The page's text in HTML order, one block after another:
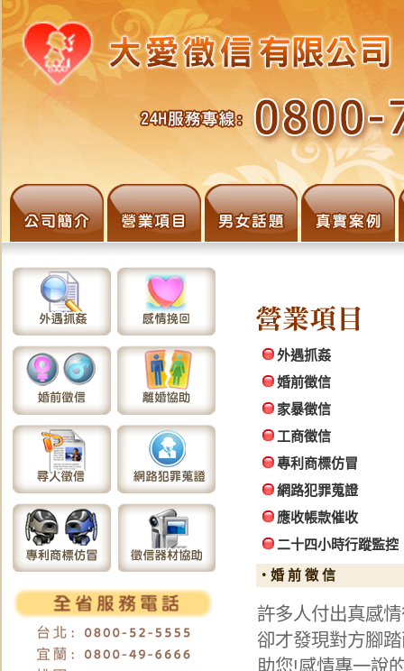
外遇抓姦
婚前徵信
家暴徵信
工商徵信
專利商標仿冒
網路犯罪蒐證
應收帳款催收
二十四小時行蹤監控
‧婚 前 徵 信
許多人付出真感
卻才發現對方腳
助您!感情專一說